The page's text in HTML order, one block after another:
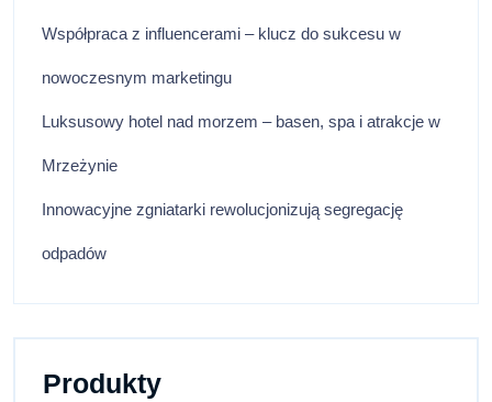
Współpraca z influencerami – klucz do sukcesu w
nowoczesnym marketingu
Luksusowy hotel nad morzem – basen, spa i atrakcje w
Mrzeżynie
Innowacyjne zgniatarki rewolucjonizują segregację
odpadów
Produkty